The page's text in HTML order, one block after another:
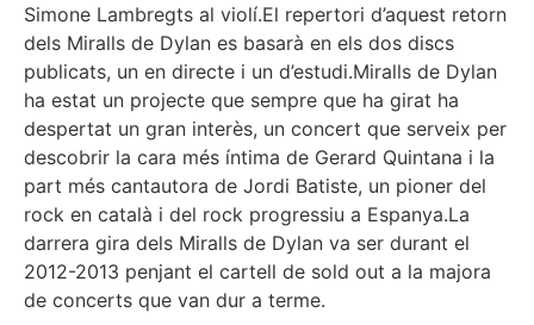
Simone Lambregts al violí.El repertori d’aquest retorn
dels Miralls de Dylan es basarà en els dos discs
publicats, un en directe i un d’estudi.Miralls de Dylan
ha estat un projecte que sempre que ha girat ha
despertat un gran interès, un concert que serveix per
descobrir la cara més íntima de Gerard Quintana i la
part més cantautora de Jordi Batiste, un pioner del
rock en català i del rock progressiu a Espanya.La
darrera gira dels Miralls de Dylan va ser durant el
2012-2013 penjant el cartell de sold out a la majora
de concerts que van dur a terme.